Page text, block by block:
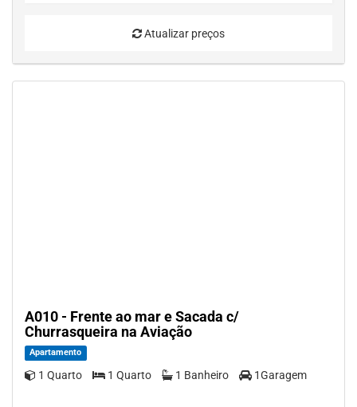
Atualizar preços
A010 - Frente ao mar e Sacada c/
Churrasqueira na Aviação
Apartamento
1 Quarto 1 Quarto 1 Banheiro 1Garagem